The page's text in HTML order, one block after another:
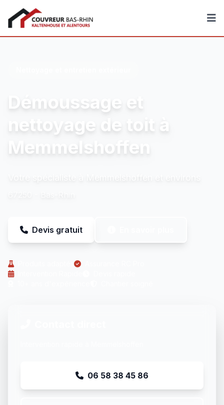
Couvreur Bas-Rhin
Démoussage et
nettoyage de toit à
Memmelshoffen
Devis gratuit
06 58 38 45 86